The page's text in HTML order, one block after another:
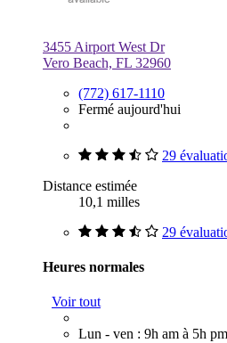
3455 Airport West Dr
Vero Beach, FL 32960
(772) 617-1110
Fermé aujourd'hui
29
Distance estimée
10,1 milles
29
Heures normales
Voir tout
Lun - ven : 9h am à 5h pm